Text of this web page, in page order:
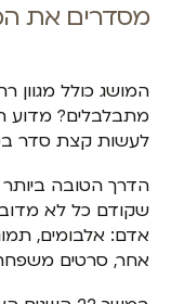
מסדרים את
המושג כולל מגוון
מתבלבלים? מדוע
לעשות קצת סדר
הדרך הטובה ביותר
שקודם כל לא
אדם: אלבומים,
אחר, סרטים